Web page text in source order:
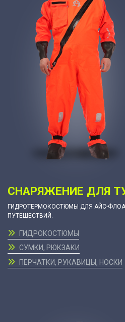
СНАРЯЖЕНИЕ ДЛЯ
ГИДРОТЕРМОКОСТЮМЫ ДЛЯ АЙС-
ПУТЕШЕСТВИЙ.
ГИДРОКОСТЮМЫ
СУМКИ, РЮКЗАКИ
ПЕРЧАТКИ, РУКАВИЦЫ, НОСКИ